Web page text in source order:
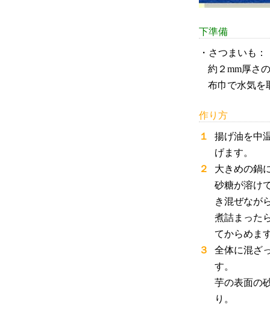
下準備
・さつまいも：
約２mm厚さ
布巾で水気を
作り方
１
揚げ油を中
げます。
２
大きめの鍋
砂糖が溶け
き混ぜなが
煮詰まった
てからめま
３
全体に混ざ
す。
芋の表面の
り。